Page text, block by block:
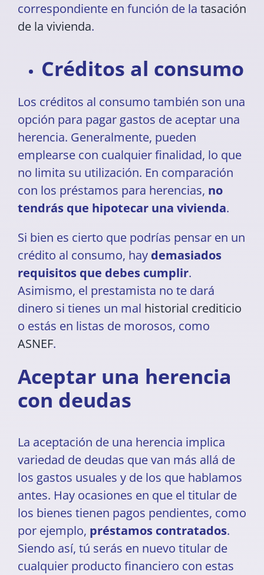
correspondiente en función de la tasación
de la vivienda.
Créditos al consumo
Los créditos al consumo también son una
opción para pagar gastos de aceptar una
herencia. Generalmente, pueden
emplearse con cualquier finalidad, lo que
no limita su utilización. En comparación
con los préstamos para herencias, no
tendrás que hipotecar una vivienda.
Si bien es cierto que podrías pensar en un
crédito al consumo, hay demasiados
requisitos que debes cumplir.
Asimismo, el prestamista no te dará
dinero si tienes un mal historial crediticio
o estás en listas de morosos, como
ASNEF.
Aceptar una herencia
con deudas
La aceptación de una herencia implica
variedad de deudas que van más allá de
los gastos usuales y de los que hablamos
antes. Hay ocasiones en que el titular de
los bienes tienen pagos pendientes, como
por ejemplo, préstamos contratados.
Siendo así, tú serás en nuevo titular de
cualquier producto financiero con estas